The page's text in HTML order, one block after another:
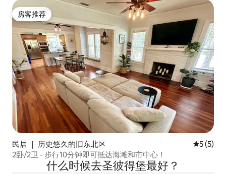
房客推荐
房客推荐
民居 ｜ 历史悠久的旧东北区 平均评分
5 (5)
2卧/2卫 - 步行10分钟即可抵达海滩和市中心！
什么时候去圣彼得堡最好？